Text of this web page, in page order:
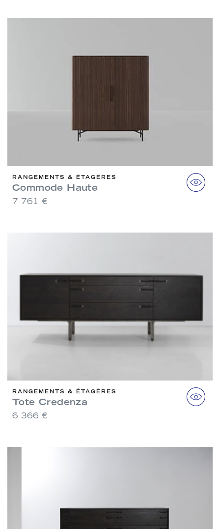
RANGEMENTS & ÉTAGÈRES
Commode Haute
7 761 €
RANGEMENTS & ÉTAGÈRES
Tote Credenza
6 366 €